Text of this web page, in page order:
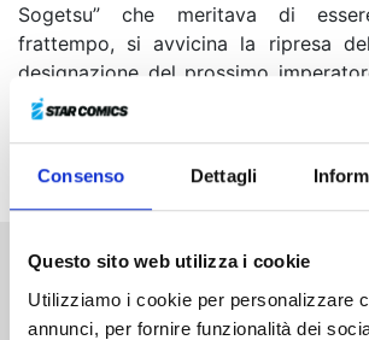
Consenso Dettagli
Questo sito web utilizza i cookie
Utilizziamo i cookie per personalizzare
annunci, per fornire funzionalità dei
Sogetsu” che meritava di
frattempo, si avvicina la ripresa
designazione del prossimo
ottenere a tutti i costi quella
poter realizzare un mondo in
Altri volumi della